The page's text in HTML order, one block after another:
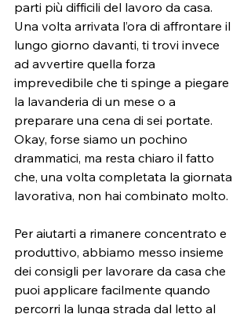
parti più difficili del lavoro da casa.
Una volta arrivata l’ora di affrontare il
lungo giorno davanti, ti trovi invece
ad avvertire quella forza
imprevedibile che ti spinge a piegare
la lavanderia di un mese o a
preparare una cena di sei portate.
Okay, forse siamo un pochino
drammatici, ma resta chiaro il fatto
che, una volta completata la giornata
lavorativa, non hai combinato molto.
Per aiutarti a rimanere concentrato e
produttivo, abbiamo messo insieme
dei consigli per lavorare da casa che
puoi applicare facilmente quando
percorri la lunga strada dal letto al